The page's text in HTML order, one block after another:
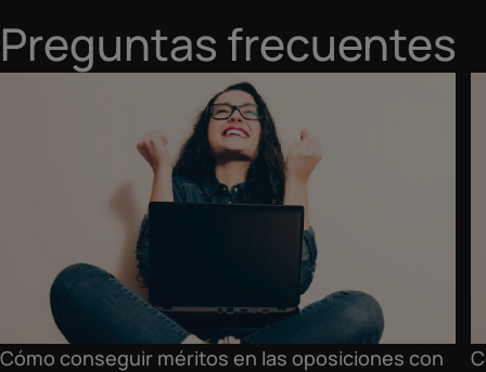
Preguntas frecuentes
Cómo conseguir méritos en las oposiciones con